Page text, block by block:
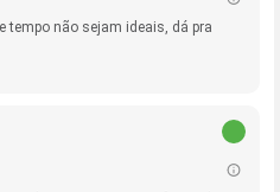
tempo não sejam ideais, dá pra